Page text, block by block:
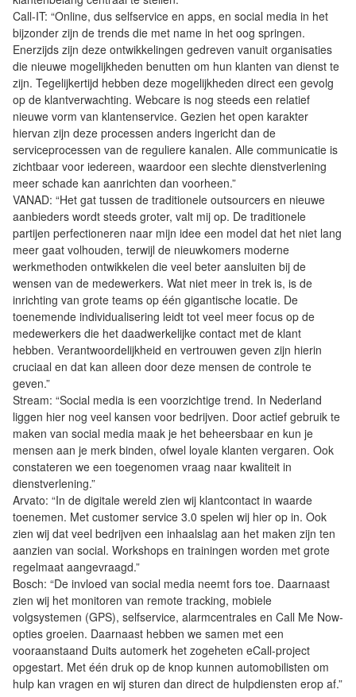
Call-IT: “Online, dus selfservice en apps, en social media in het
bijzonder zijn de trends die met name in het oog springen.
Enerzijds zijn deze ontwikkelingen gedreven vanuit organisaties
die nieuwe mogelijkheden benutten om hun klanten van dienst te
zijn. Tegelijkertijd hebben deze mogelijkheden direct een gevolg
op de klantverwachting. Webcare is nog steeds een relatief
nieuwe vorm van klantenservice. Gezien het open karakter
hiervan zijn deze processen anders ingericht dan de
serviceprocessen van de reguliere kanalen. Alle communicatie is
zichtbaar voor iedereen, waardoor een slechte dienstverlening
meer schade kan aanrichten dan voorheen.”
VANAD: “Het gat tussen de traditionele outsourcers en nieuwe
aanbieders wordt steeds groter, valt mij op. De traditionele
partijen perfectioneren naar mijn idee een model dat het niet lang
meer gaat volhouden, terwijl de nieuwkomers moderne
werkmethoden ontwikkelen die veel beter aansluiten bij de
wensen van de medewerkers. Wat niet meer in trek is, is de
inrichting van grote teams op één gigantische locatie. De
toenemende individualisering leidt tot veel meer focus op de
medewerkers die het daadwerkelijke contact met de klant
hebben. Verantwoordelijkheid en vertrouwen geven zijn hierin
cruciaal en dat kan alleen door deze mensen de controle te
geven.”
Stream: “Social media is een voorzichtige trend. In Nederland
liggen hier nog veel kansen voor bedrijven. Door actief gebruik te
maken van social media maak je het beheersbaar en kun je
mensen aan je merk binden, ofwel loyale klanten vergaren. Ook
constateren we een toegenomen vraag naar kwaliteit in
dienstverlening.”
Arvato: “In de digitale wereld zien wij klantcontact in waarde
toenemen. Met customer service 3.0 spelen wij hier op in. Ook
zien wij dat veel bedrijven een inhaalslag aan het maken zijn ten
aanzien van social. Workshops en trainingen worden met grote
regelmaat aangevraagd.”
Bosch: “De invloed van social media neemt fors toe. Daarnaast
zien wij het monitoren van remote tracking, mobiele
volgsystemen (GPS), selfservice, alarmcentrales en Call Me Now-
opties groeien. Daarnaast hebben we samen met een
vooraanstaand Duits automerk het zogeheten eCall-project
opgestart. Met één druk op de knop kunnen automobilisten om
hulp kan vragen en wij sturen dan direct de hulpdiensten erop af.”